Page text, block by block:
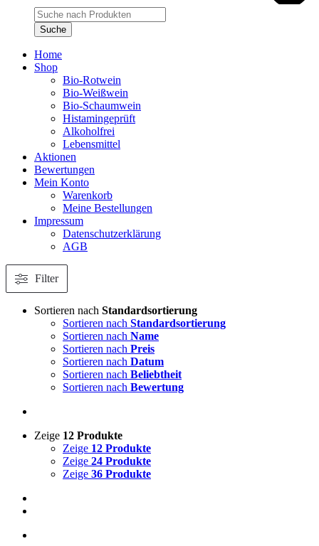
Products
search
Suche
Home
Shop
Bio-Rotwein
Bio-Weißwein
Bio-Schaumwein
Histamingeprüft
Alkoholfrei
Lebensmittel
Aktionen
Bewertungen
Mein Konto
Warenkorb
Meine Bestellungen
Impressum
Datenschutzerklärung
AGB
Filter
Sortieren nach Standardsortierung
Sortieren nach Standardsortierung
Sortieren nach Name
Sortieren nach Preis
Sortieren nach Datum
Sortieren nach Beliebtheit
Sortieren nach Bewertung
Zeige 12 Produkte
Zeige 12 Produkte
Zeige 24 Produkte
Zeige 36 Produkte